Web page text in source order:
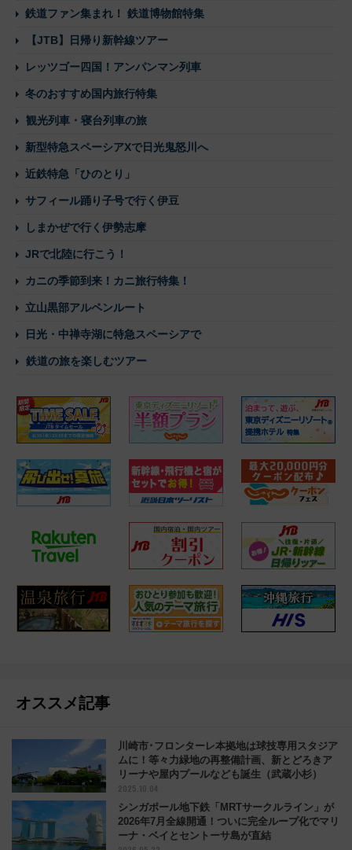
鉄道ファン集まれ！ 鉄道博物館特集
【JTB】日帰り新幹線ツアー
レッツゴー四国！アンパンマン列車
冬のおすすめ国内旅行特集
観光列車・寝台列車の旅
新型特急スペーシアXで日光鬼怒川へ
近鉄特急「ひのとり」
サフィール踊り子号で行く伊豆
しまかぜで行く伊勢志摩
JRで北陸に行こう！
カニの季節到来！カニ旅行特集！
立山黒部アルペンルート
日光・中禅寺湖に特急スペーシアで
鉄道の旅を楽しむツアー
オススメ記事
川崎市･フロンターレ本拠地は球技専用スタジア
ムに！等々力緑地の再整備計画、新とどろきア
リーナや屋内プールなども誕生（武蔵小杉）
2025.10.04
シンガポール地下鉄「MRTサークルライン」が
2026年7月全線開通！ついに完全ループ化でマリ
ーナ・ベイとセントーサ島が直結